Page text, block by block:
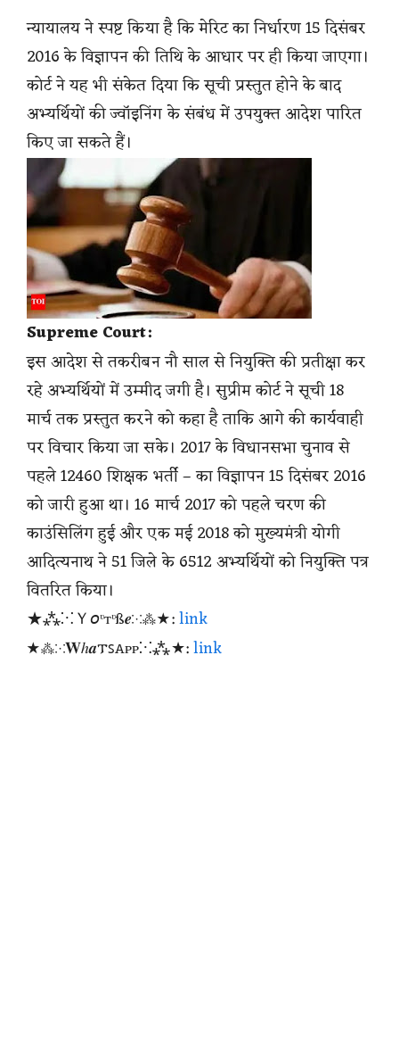
न्यायालय ने स्पष्ट किया है कि मेरिट का निर्धारण 15 दिसंबर
2016 के विज्ञापन की तिथि के आधार पर ही किया जाएगा।
कोर्ट ने यह भी संकेत दिया कि सूची प्रस्तुत होने के बाद
अभ्यर्थियों की ज्वॉइनिंग के संबंध में उपयुक्त आदेश पारित
किए जा सकते हैं।
Supreme Court:
इस आदेश से तकरीबन नौ साल से नियुक्ति की प्रतीक्षा कर
रहे अभ्यर्थियों में उम्मीद जगी है। सुप्रीम कोर्ट ने सूची 18
मार्च तक प्रस्तुत करने को कहा है ताकि आगे की कार्यवाही
पर विचार किया जा सके। 2017 के विधानसभा चुनाव से
पहले 12460 शिक्षक भर्ती – का विज्ञापन 15 दिसंबर 2016
को जारी हुआ था। 16 मार्च 2017 को पहले चरण की
काउंसिलिंग हुई और एक मई 2018 को मुख्यमंत्री योगी
आदित्यनाथ ने 51 जिले के 6512 अभ्यर्थियों को नियुक्ति पत्र
वितरित किया।
★⁂⁙Ｙ𝘰ᶹтᶹß𝒆⁙⁂★:link
★⁂⁙𝐖ℎ𝒂𐍄ꜱꭺᴩᴩ⁙⁂★:link